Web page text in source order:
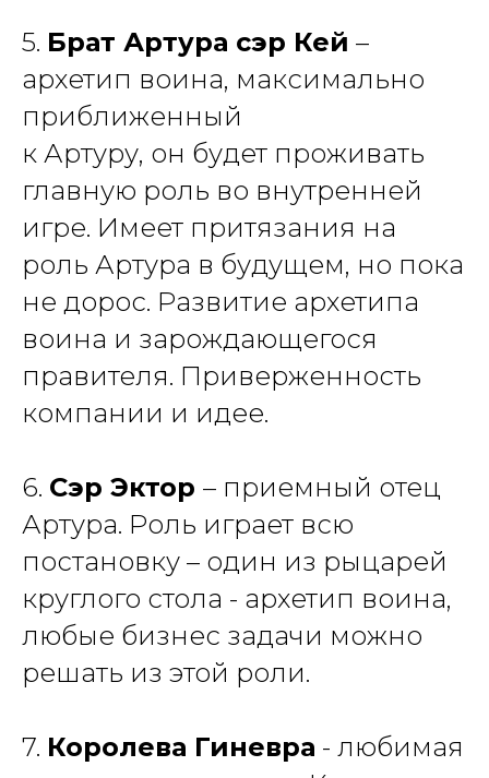
5. Брат Артура сэр Кей –
архетип воина, максимально
приближенный
к Артуру, он будет проживать
главную роль во внутренней
игре. Имеет притязания на
роль Артура в будущем, но пока
не дорос. Развитие архетипа
воина и зарождающегося
правителя. Приверженность
компании и идее.
6. Сэр Эктор – приемный отец
Артура. Роль играет всю
постановку – один из рыцарей
круглого стола - архетип воина,
любые бизнес задачи можно
решать из этой роли.
7. Королева Гиневра - любимая